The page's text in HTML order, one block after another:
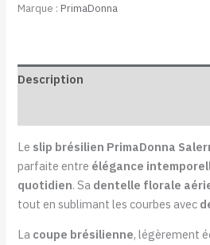
Marque :PrimaDonna
Description
Le slip brésilien PrimaDonna
parfaite entre élégance
quotidien. Sa dentelle florale
tout en sublimant les courbes avec
La coupe brésilienne, légèrement